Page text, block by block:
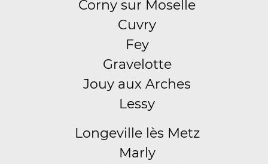
Corny sur Moselle
Cuvry
Fey
Gravelotte
Jouy aux Arches
Lessy
Longeville lès Metz
Marly